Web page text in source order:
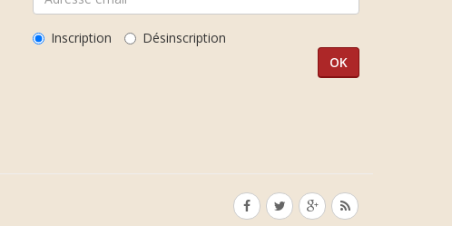
Inscription Désinscription